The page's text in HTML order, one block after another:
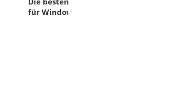
für Windows 10 (2023)